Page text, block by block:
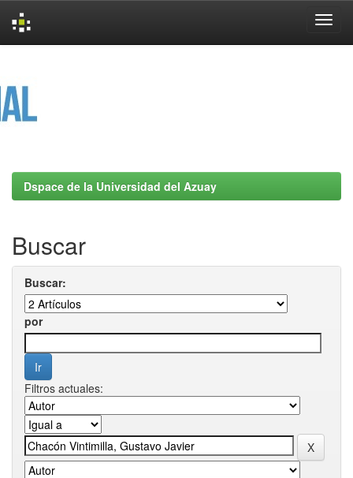
Dspace de la Universidad del Azuay
Buscar
Buscar:
por
Filtros actuales: